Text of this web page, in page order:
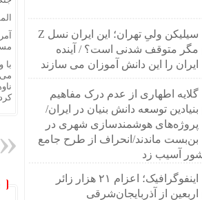
سیلیکن ولیِ تهران؛ این ایران نسل Z
مگر متوقف شدنی است؟ / آینده
ایران را این دانش آموزان می سازند
گلایه اطهاری از عدم درک مفاهیم
بنیادین توسعه دانش بنیان در ایران/
پروژه‌های هوشمندسازی شهری در
بن‌بست ماندند/انحراف از طرح جامع
اینفوگرافیک؛ اعزام ۲۱ هزار زائر
اربعین از آذربایجان‌شرقی
هزینه حج
افشای
با